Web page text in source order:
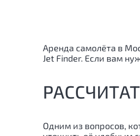
Аренда самолёта в
Jet Finder. Если вам
Одним из вопросов,